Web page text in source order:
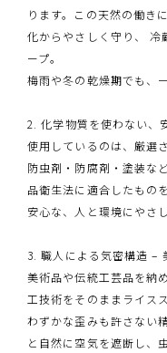
ります。この天然の働き
化からやさしく守り、 冷
ープ。
梅雨や冬の乾燥期でも、
2. 化学物質を使わない、
使用しているのは、厳選
防虫剤・防腐剤・塗装な
品衛生法に適合したもの
安心な、人と環境にやさ
3. 職人による気密構造 –
美術品や伝統工芸品を納
工技術をそのままライス
わずかな歪みも許さない
と自然に空気を遮断し、